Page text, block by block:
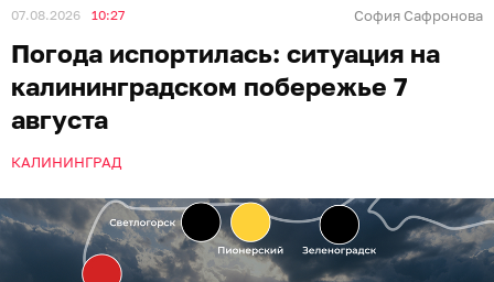
07.08.2026 10:27 София Сафронова
Погода испортилась: ситуация на
калининградском побережье 7
августа
КАЛИНИНГРАД